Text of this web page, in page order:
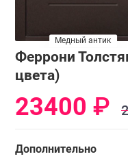
Медный антик
Венге
Феррони
цвета)
23400 ₽
Дополнительно